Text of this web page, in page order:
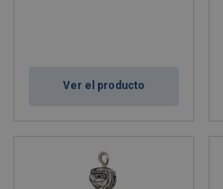
Ver el producto